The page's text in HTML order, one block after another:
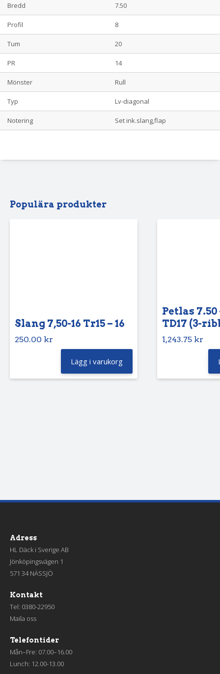
Bredd 7.50
Profil 8
Tum 20
PR 14
Mönster Rull
Typ Lv-diagonal
Notering Set ink.slang,flap
Populära produkter
Slang 7,50-16 Tr15 – 16
250.00 kr
Lägg i varukorg
Petlas 7.50
TD17 (3-
1,243.75 kr
Adress
HL Däck i Sverige AB
Jönköpingsvägen 1
571 34 NÄSSJÖ
Kontakt
Tel: 0380-22950
Maila oss
Telefontider
Mån–Fre: 07.00–16.00
Lunch: 12.00-13.00